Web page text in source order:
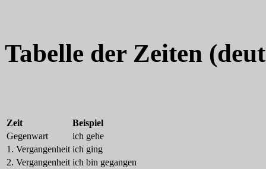
Tabelle der Zeiten
Zeit
Beispiel
Gegenwart
ich gehe
1. Vergangenheit ich ging
2. Vergangenheit ich bin gegangen